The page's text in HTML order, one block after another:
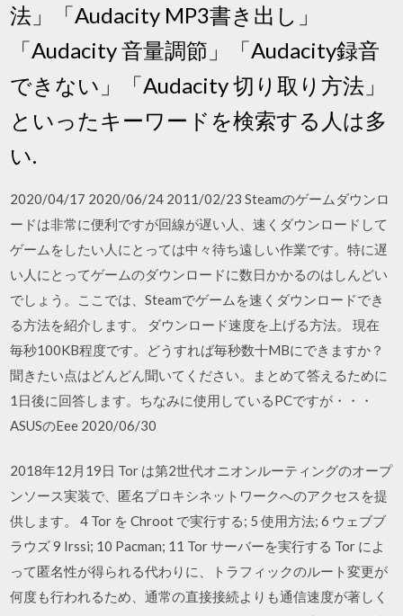
法」「Audacity MP3書き出し」
「Audacity 音量調節」「Audacity録音
できない」「Audacity 切り取り方法」
といったキーワードを検索する人は多
い.
2020/04/17 2020/06/24 2011/02/23 Steamのゲームダウンロ
ードは非常に便利ですが回線が遅い人、速くダウンロードして
ゲームをしたい人にとっては中々待ち遠しい作業です。特に遅
い人にとってゲームのダウンロードに数日かかるのはしんどい
でしょう。ここでは、Steamでゲームを速くダウンロードでき
る方法を紹介します。 ダウンロード速度を上げる方法。 現在
毎秒100KB程度です。どうすれば毎秒数十MBにできますか？
聞きたい点はどんどん聞いてください。まとめて答えるために
1日後に回答します。ちなみに使用しているPCですが・・・
ASUSのEee 2020/06/30
2018年12月19日 Tor は第2世代オニオンルーティングのオープ
ンソース実装で、匿名プロキシネットワークへのアクセスを提
供します。 4 Tor を Chroot で実行する; 5 使用方法; 6 ウェブブ
ラウズ 9 Irssi; 10 Pacman; 11 Tor サーバーを実行する Tor によ
って匿名性が得られる代わりに、トラフィックのルート変更が
何度も行われるため、通常の直接接続よりも通信速度が著しく